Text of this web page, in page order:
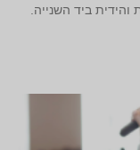
ביד השנייה.